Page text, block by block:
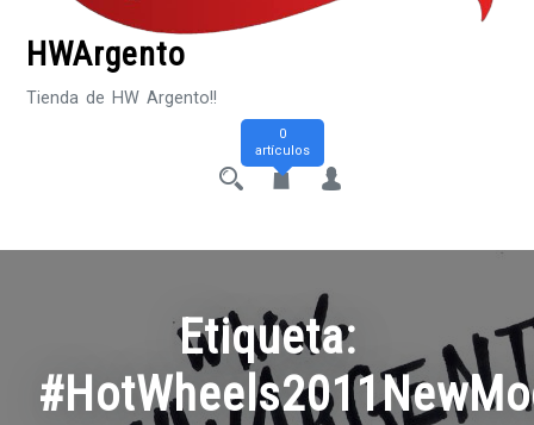
HWArgento
Tienda de HW Argento!!
0
artículos
Etiqueta: